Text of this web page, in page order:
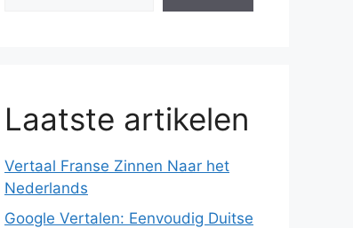
Laatste artikelen
Vertaal Franse Zinnen Naar het
Nederlands
Google Vertalen: Eenvoudig Duitse